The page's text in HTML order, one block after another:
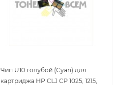
Чип U10 голубой (Cyan) для
картриджа HP CLJ CP 1025, 1215,